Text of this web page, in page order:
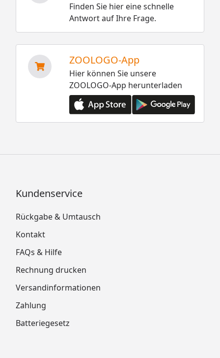
Finden Sie hier eine schnelle
Antwort auf Ihre Frage.
ZOOLOGO-App
Hier können Sie unsere
ZOOLOGO-App herunterladen
Kundenservice
Rückgabe & Umtausch
Kontakt
FAQs & Hilfe
Rechnung drucken
Versandinformationen
Zahlung
Batteriegesetz